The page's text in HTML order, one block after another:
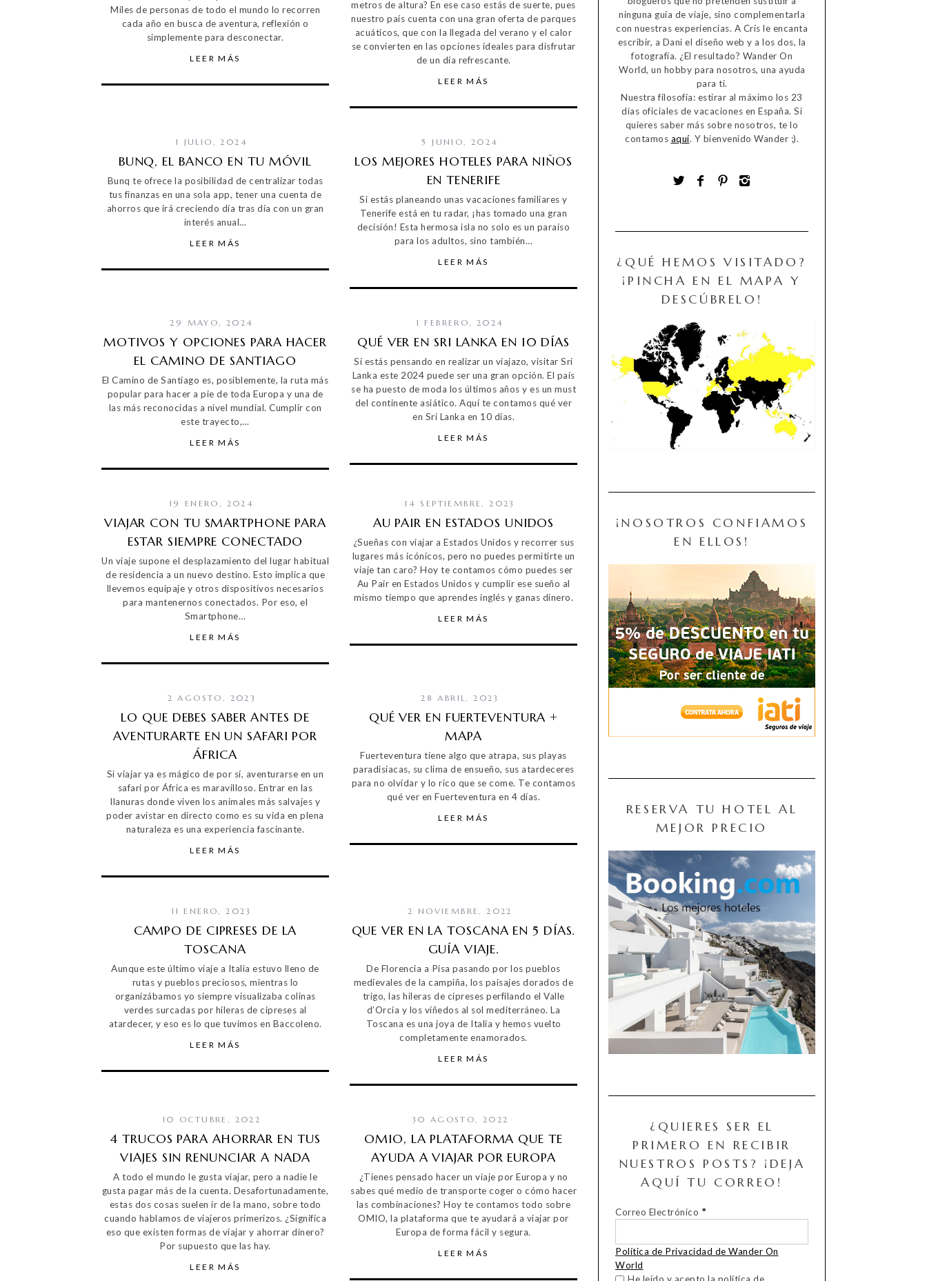
Miles de personas de todo el mundo lo recorren
cada año en busca de aventura, reflexión o
simplemente para desconectar.
LEER MÁS
metros de altura? En ese caso estás de suerte, pues
nuestro país cuenta con una gran oferta de parques
acuáticos, que con la llegada del verano y el calor
se convierten en las opciones ideales para disfrutar
de un día refrescante.
LEER MÁS
1 JULIO, 2024
BUNQ, EL BANCO EN TU MÓVIL
Bunq te ofrece la posibilidad de centralizar todas
tus finanzas en una sola app, tener una cuenta de
ahorros que irá creciendo día tras día con un gran
interés anual…
LEER MÁS
5 JUNIO, 2024
LOS MEJORES HOTELES PARA NIÑOS
EN TENERIFE
Si estás planeando unas vacaciones familiares y
Tenerife está en tu radar, ¡has tomado una gran
decisión! Esta hermosa isla no solo es un paraíso
para los adultos, sino también…
LEER MÁS
29 MAYO, 2024
MOTIVOS Y OPCIONES PARA HACER
EL CAMINO DE SANTIAGO
El Camino de Santiago es, posiblemente, la ruta más
popular para hacer a pie de toda Europa y una de
las más reconocidas a nivel mundial. Cumplir con
este trayecto,…
LEER MÁS
1 FEBRERO, 2024
QUÉ VER EN SRI LANKA EN 10 DÍAS
Si estás pensando en realizar un viajazo, visitar Sri
Lanka este 2024 puede ser una gran opción. El país
se ha puesto de moda los últimos años y es un must
del continente asiático. Aquí te contamos qué ver
en Sri Lanka en 10 días.
LEER MÁS
19 ENERO, 2024
VIAJAR CON TU SMARTPHONE PARA
ESTAR SIEMPRE CONECTADO
Un viaje supone el desplazamiento del lugar habitual
de residencia a un nuevo destino. Esto implica que
llevemos equipaje y otros dispositivos necesarios
para mantenernos conectados. Por eso, el
Smartphone…
LEER MÁS
14 SEPTIEMBRE, 2023
AU PAIR EN ESTADOS UNIDOS
¿Sueñas con viajar a Estados Unidos y recorrer sus
lugares más icónicos, pero no puedes permitirte un
viaje tan caro? Hoy te contamos cómo puedes ser
Au Pair en Estados Unidos y cumplir ese sueño al
mismo tiempo que aprendes inglés y ganas dinero.
LEER MÁS
2 AGOSTO, 2023
LO QUE DEBES SABER ANTES DE
AVENTURARTE EN UN SAFARI POR
ÁFRICA
Si viajar ya es mágico de por sí, aventurarse en un
safari por África es maravilloso. Entrar en las
llanuras donde viven los animales más salvajes y
poder avistar en directo como es su vida en plena
naturaleza es una experiencia fascinante.
LEER MÁS
28 ABRIL, 2023
QUÉ VER EN FUERTEVENTURA +
MAPA
Fuerteventura tiene algo que atrapa, sus playas
paradisiacas, su clima de ensueño, sus atardeceres
para no olvidar y lo rico que se come. Te contamos
qué ver en Fuerteventura en 4 días.
LEER MÁS
11 ENERO, 2023
CAMPO DE CIPRESES DE LA
TOSCANA
Aunque este último viaje a Italia estuvo lleno de
rutas y pueblos preciosos, mientras lo
organizábamos yo siempre visualizaba colinas
verdes surcadas por hileras de cipreses al
atardecer, y eso es lo que tuvimos en Baccoleno.
LEER MÁS
2 NOVIEMBRE, 2022
QUE VER EN LA TOSCANA EN 5 DÍAS.
GUÍA VIAJE.
De Florencia a Pisa pasando por los pueblos
medievales de la campiña, los paisajes dorados de
trigo, las hileras de cipreses perfilando el Valle
d’Orcia y los viñedos al sol mediterráneo. La
Toscana es una joya de Italia y hemos vuelto
completamente enamorados.
LEER MÁS
10 OCTUBRE, 2022
4 TRUCOS PARA AHORRAR EN TUS
VIAJES SIN RENUNCIAR A NADA
A todo el mundo le gusta viajar, pero a nadie le
gusta pagar más de la cuenta. Desafortunadamente,
estas dos cosas suelen ir de la mano, sobre todo
cuando hablamos de viajeros primerizos. ¿Significa
eso que existen formas de viajar y ahorrar dinero?
Por supuesto que las hay.
LEER MÁS
30 AGOSTO, 2022
OMIO, LA PLATAFORMA QUE TE
AYUDA A VIAJAR POR EUROPA
¿Tienes pensado hacer un viaje por Europa y no
sabes qué medio de transporte coger o cómo hacer
las combinaciones? Hoy te contamos todo sobre
OMIO, la plataforma que te ayudará a viajar por
Europa de forma fácil y segura.
LEER MÁS
ninguna guía de viaje, sino complementarla
con nuestras experiencias. A Cris le encanta
escribir, a Dani el diseño web y a los dos, la
fotografía. ¿El resultado? Wander On
World, un hobby para nosotros, una ayuda
para ti.
Nuestra filosofía: estirar al máximo los 23
días oficiales de vacaciones en España. Si
quieres saber más sobre nosotros, te lo
contamos aquí. Y bienvenido Wander ;).
¿QUÉ HEMOS VISITADO?
¡PINCHA EN EL MAPA Y
DESCÚBRELO!
¡NOSOTROS CONFIAMOS
EN ELLOS!
RESERVA TU HOTEL AL
MEJOR PRECIO
¿QUIERES SER EL
PRIMERO EN RECIBIR
NUESTROS POSTS? ¡DEJA
AQUÍ TU CORREO!
Correo Electrónico *
Política de Privacidad de Wander On
World
He leído y acepto la política de